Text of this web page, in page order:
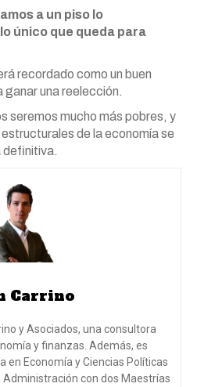
a un piso lo
único que queda para
recordado como un buen
una reelección.
seremos mucho más pobres, y
de la economía se
definitiva.
Carrino
y Asociados, una consultora
y finanzas. Además, es
en Economía y Ciencias Políticas
Administración con dos Maestrías